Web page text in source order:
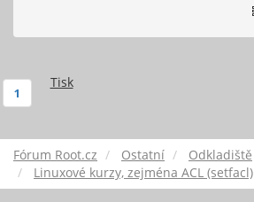
Tisk
1
Fórum Root.cz Ostatní
Odkladiště
Linuxové kurzy, zejména ACL (setfacl)